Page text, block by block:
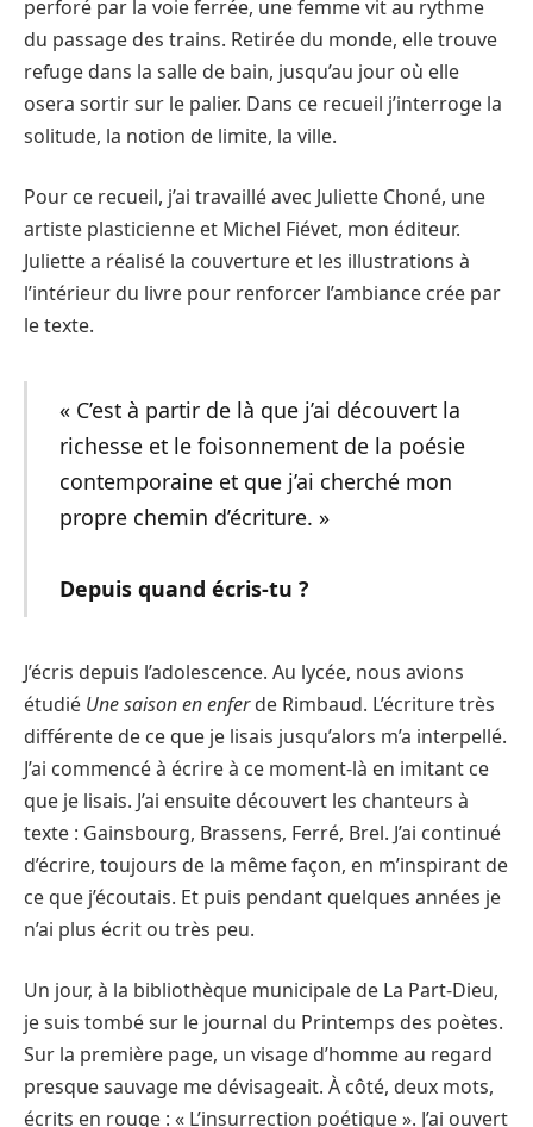
perforé par la voie ferrée, une femme vit au rythme
du passage des trains. Retirée du monde, elle trouve
refuge dans la salle de bain, jusqu’au jour où elle
osera sortir sur le palier. Dans ce recueil j’interroge la
solitude, la notion de limite, la ville.
Pour ce recueil, j’ai travaillé avec Juliette Choné, une
artiste plasticienne et Michel Fiévet, mon éditeur.
Juliette a réalisé la couverture et les illustrations à
l’intérieur du livre pour renforcer l’ambiance crée par
le texte.
« C’est à partir de là que j’ai découvert la
richesse et le foisonnement de la poésie
contemporaine et que j’ai cherché mon
propre chemin d’écriture. »
Depuis quand écris-tu ?
J’écris depuis l’adolescence. Au lycée, nous avions
étudié Une saison en enferde Rimbaud. L’écriture très
différente de ce que je lisais jusqu’alors m’a interpellé.
J’ai commencé à écrire à ce moment-là en imitant ce
que je lisais. J’ai ensuite découvert les chanteurs à
texte : Gainsbourg, Brassens, Ferré, Brel. J’ai continué
d’écrire, toujours de la même façon, en m’inspirant de
ce que j’écoutais. Et puis pendant quelques années je
n’ai plus écrit ou très peu.
Un jour, à la bibliothèque municipale de La Part-Dieu,
je suis tombé sur le journal du Printemps des poètes.
Sur la première page, un visage d’homme au regard
presque sauvage me dévisageait. À côté, deux mots,
écrits en rouge : « L’insurrection poétique ». J’ai ouvert